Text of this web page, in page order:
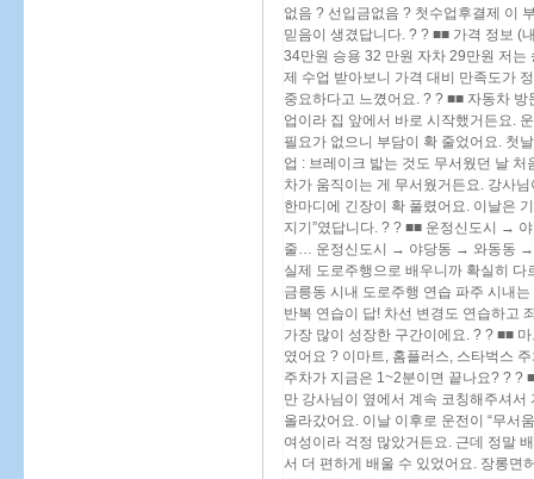
없음 ? 선입금없음 ? 첫수업후결제 이
믿음이 생겼답니다. ? ? ■■ 가격 정보 (
34만원 승용 32 만원 자차 29만원 저는
제 수업 받아보니 가격 대비 만족도가
중요하다고 느꼈어요. ? ? ■■ 자동차
업이라 집 앞에서 바로 시작했거든요.
필요가 없으니 부담이 확 줄었어요. 첫
업 : 브레이크 밟는 것도 무서웠던 날
차가 움직이는 게 무서웠거든요. 강사
한마디에 긴장이 확 풀렸어요. 이날은
지기”였답니다. ? ? ■■ 운정신도시 →
줄… 운정신도시 → 야당동 → 와동동 →
실제 도로주행으로 배우니까 확실히 다
금릉동 시내 도로주행 연습 파주 시내
반복 연습이 답! 차선 변경도 연습하고
가장 많이 성장한 구간이에요. ? ? ■■
였어요 ? 이마트, 홈플러스, 스타벅스
주차가 지금은 1~2분이면 끝나요? ? ?
만 강사님이 옆에서 계속 코칭해주셔
올라갔어요. 이날 이후로 운전이 “무서
여성이라 걱정 많았거든요. 근데 정말
서 더 편하게 배울 수 있었어요. 장롱면